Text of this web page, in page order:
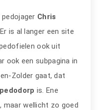
Chris
is al langer een site
ook uit
ook een subpagina in
Zolder gaat, dat
pedodorp is. Ene
maar wellicht zo goed